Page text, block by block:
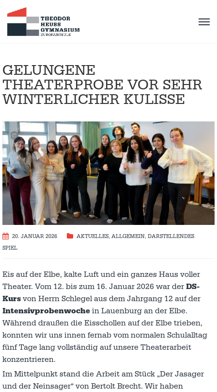
GELUNGENE
THEATERPROBE VOR SEHR
WINTERLICHER KULISSE
20. JANUAR 2026 AKTUELLES, ALLGEMEIN, DARSTELLENDES
SPIEL
Eis auf der Elbe, kalte Luft und ein ganzes Haus voller
Theater. Vom 12. bis zum 16. Januar 2026 war der DS-
Kurs von Herrn Schlegel aus dem Jahrgang 12 auf der
Intensivprobenwoche in Lauenburg an der Elbe.
Während draußen die Eisschollen auf der Elbe trieben,
konnten wir uns innen fernab vom normalen Schulalltag
fünf Tage lang vollständig auf unsere Theaterarbeit
konzentrieren.
Im Mittelpunkt stand die Arbeit am Stück „Der Jasager
und der Neinsager“ von Bertolt Brecht. Wir haben